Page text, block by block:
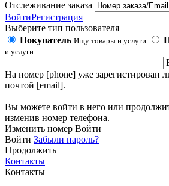
Отслеживание заказа
ВойтиРегистрация
Выберите тип пользователя
Покупатель Ищу товары и услуги
и услуги
На номер [phone] уже зарегистирован
почтой [email].
Вы можете войти в него или
изменив номер телефона.
Изменить номер Войти
Войти Забыли пароль?
Продолжить
Контакты
Контакты